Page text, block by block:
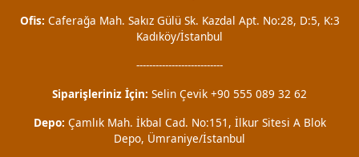
Ofis: Caferağa Mah. Sakız Gülü Sk. Kazdal Apt. No:28, D:5, K:3
Kadıköy/İstanbul
---------------------------
Siparişleriniz İçin: Selin Çevik +90 555 089 32 62
Depo: Çamlık Mah. İkbal Cad. No:151, İlkur Sitesi A Blok
Depo, Ümraniye/İstanbul